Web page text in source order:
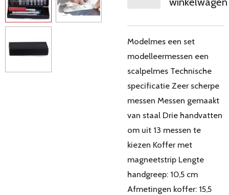
Modelmes een set
modelleermessen een
scalpelmes Technische
specificatie Zeer scherpe
messen Messen gemaakt
van staal Drie handvatten
om uit 13 messen te
kiezen Koffer met
magneetstrip Lengte
handgreep: 10,5 cm
Afmetingen koffer: 15,5